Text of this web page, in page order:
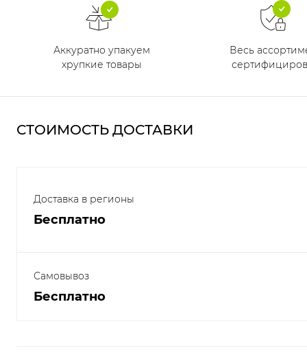
Аккуратно упакуем
хрупкие товары
Весь
СТОИМОСТЬ ДОСТАВКИ
Доставка в регионы
Бесплатно
Самовывоз
Бесплатно